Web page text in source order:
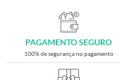
PAGAMENTO SEGURO
100% de segurança no pagamento